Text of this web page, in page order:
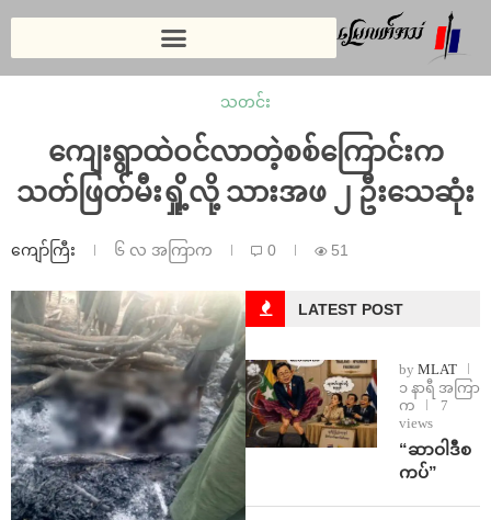
သတင်း
ကျေးရွာထဲဝင်လာတဲ့စစ်ကြောင်းက
သတ်ဖြတ်မီးရှို့လို့ သားအဖ ၂ ဦးသေဆုံး
ကျော်ကြီး ၆ လ အကြာက 0 51
LATEST POST
by MLAT
၁ နာရီ အကြာ
က
7
views
“ဆာဝါဒီစ
ကပ်”